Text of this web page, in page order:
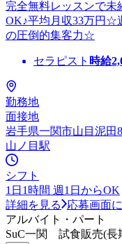
完全無料レッスンで
OK♪平均月収33万円☆
の圧倒的集客力☆
セラピスト 時給
勤務地
面接地
岩手県一関市山目泥田
山ノ目駅
シフト
1日1時間 週1日からOK
詳細を見る
応募画面
アルバイト・パート
SuC一関 試食販売(長